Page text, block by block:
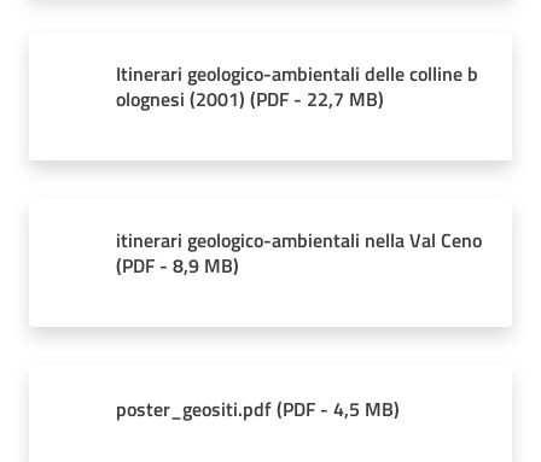
Ambiente
Leggi Atti Bandi
Itinerari geologico-ambientali delle colline b
olognesi (2001) (PDF - 22,7 MB)
itinerari geologico-ambientali nella Val Ceno
(PDF - 8,9 MB)
poster_geositi.pdf(PDF - 4,5 MB)